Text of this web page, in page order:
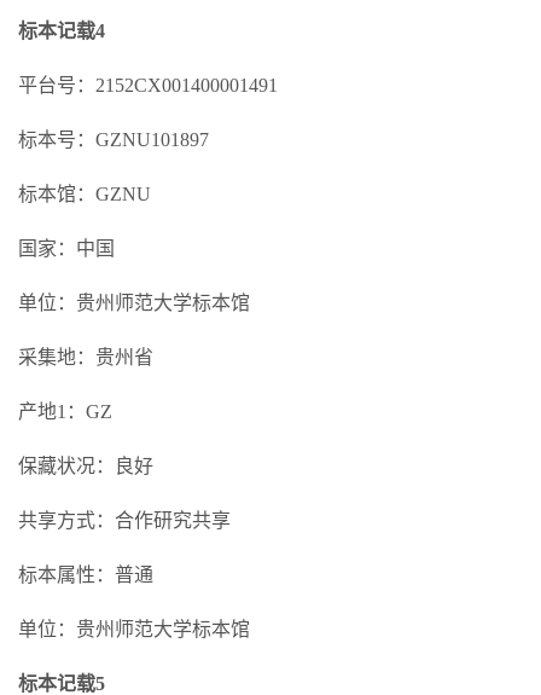
标本记载4
平台号：2152CX001400001491
标本号：GZNU101897
标本馆：GZNU
国家：中国
单位：贵州师范大学标本馆
采集地：贵州省
产地1：GZ
保藏状况：良好
共享方式：合作研究共享
标本属性：普通
单位：贵州师范大学标本馆
标本记载5